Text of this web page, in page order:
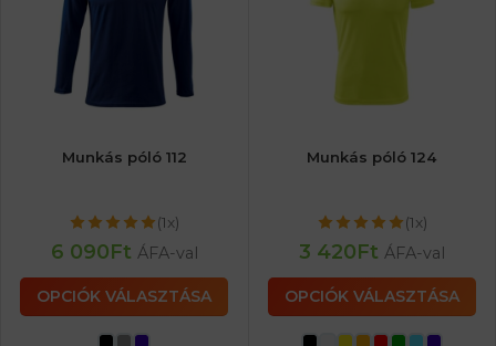
Munkás póló 112
(1x)
6 090Ft ÁFA-val
OPCIÓK VÁLASZTÁSA
Munkás póló 124
(1x)
3 420Ft ÁFA-val
OPCIÓK VÁLASZTÁSA